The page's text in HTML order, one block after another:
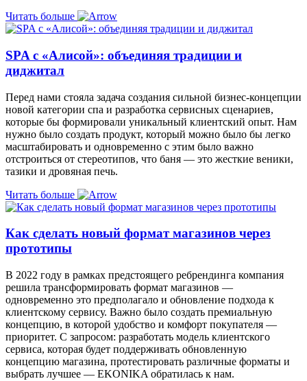
Читать больше
SPA с «Алисой»: объединяя традиции и
диджитал
Перед нами стояла задача создания сильной бизнес-концепции
новой категории спа и разработка сервисных сценариев,
которые бы формировали уникальный клиентский опыт. Нам
нужно было создать продукт, который можно было бы легко
масштабировать и одновременно с этим было важно
отстроиться от стереотипов, что баня — это жесткие веники,
тазики и дровяная печь.
Читать больше
Как сделать новый формат магазинов через
прототипы
В 2022 году в рамках предстоящего ребрендинга компания
решила трансформировать формат магазинов —
одновременно это предполагало и обновление подхода к
клиентскому сервису. Важно было создать премиальную
концепцию, в которой удобство и комфорт покупателя —
приоритет. С запросом: разработать модель клиентского
сервиса, которая будет поддерживать обновленную
концепцию магазина, протестировать различные форматы и
выбрать лучшее — EKONIKA обратилась к нам.